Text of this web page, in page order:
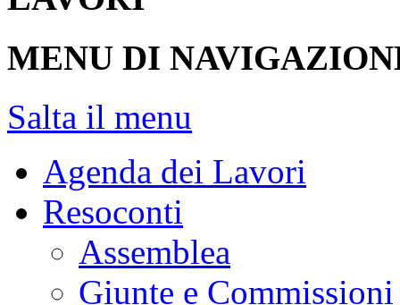
Cerca nel sito
Stai consultando:
> Dettaglio Resoconti
INIZIO CONTENUTO
LAVORI